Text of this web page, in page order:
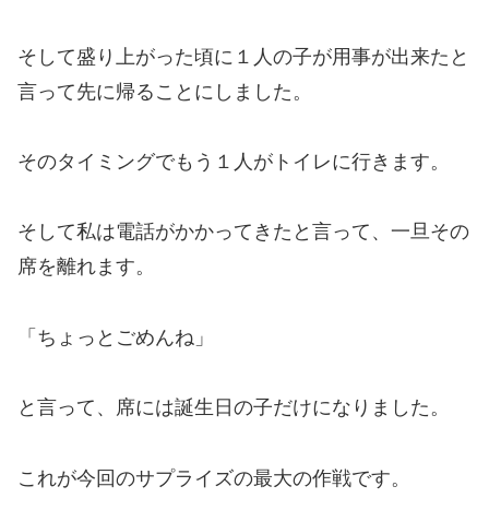
そして盛り上がった頃に１人の子が用事が出来たと
言って先に帰ることにしました。
そのタイミングでもう１人がトイレに行きます。
そして私は電話がかかってきたと言って、一旦その
席を離れます。
「ちょっとごめんね」
と言って、席には誕生日の子だけになりました。
これが今回のサプライズの最大の作戦です。